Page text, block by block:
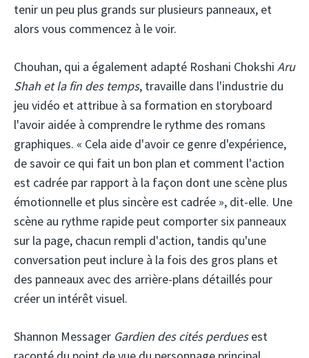
tenir un peu plus grands sur plusieurs panneaux, et
alors vous commencez à le voir.
Chouhan, qui a également adapté Roshani Chokshi Aru
Shah et la fin des temps, travaille dans l'industrie du
jeu vidéo et attribue à sa formation en storyboard
l'avoir aidée à comprendre le rythme des romans
graphiques. « Cela aide d'avoir ce genre d'expérience,
de savoir ce qui fait un bon plan et comment l'action
est cadrée par rapport à la façon dont une scène plus
émotionnelle et plus sincère est cadrée », dit-elle. Une
scène au rythme rapide peut comporter six panneaux
sur la page, chacun rempli d'action, tandis qu'une
conversation peut inclure à la fois des gros plans et
des panneaux avec des arrière-plans détaillés pour
créer un intérêt visuel.
Shannon Messager Gardien des cités perduesest